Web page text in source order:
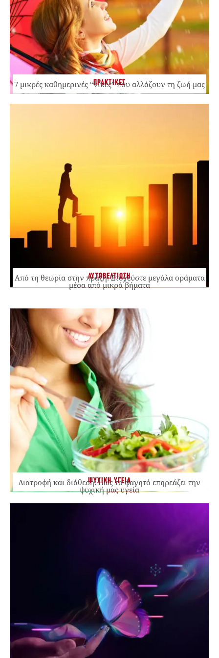
ΠΡΑΚΤΙΚΕΣ
7 μικρές καθημερινές “νίκες” που αλλάζουν τη ζωή μας
ΑΥΤΟΒΕΛΤΙΩΣΗ
Από τη θεωρία στην πράξη: Στοχεύστε μεγάλα οράματα
μέσα από μικρά βήματα
ΨΥΧΙΚΗ ΥΓΕΙΑ
Διατροφή και διάθεση: Πώς το φαγητό επηρεάζει την
ψυχική μας υγεία